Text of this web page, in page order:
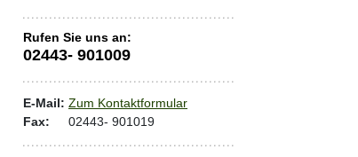
Rufen Sie uns an:
02443- 901009
E-Mail: Zum Kontaktformular
Fax:
02443- 901019